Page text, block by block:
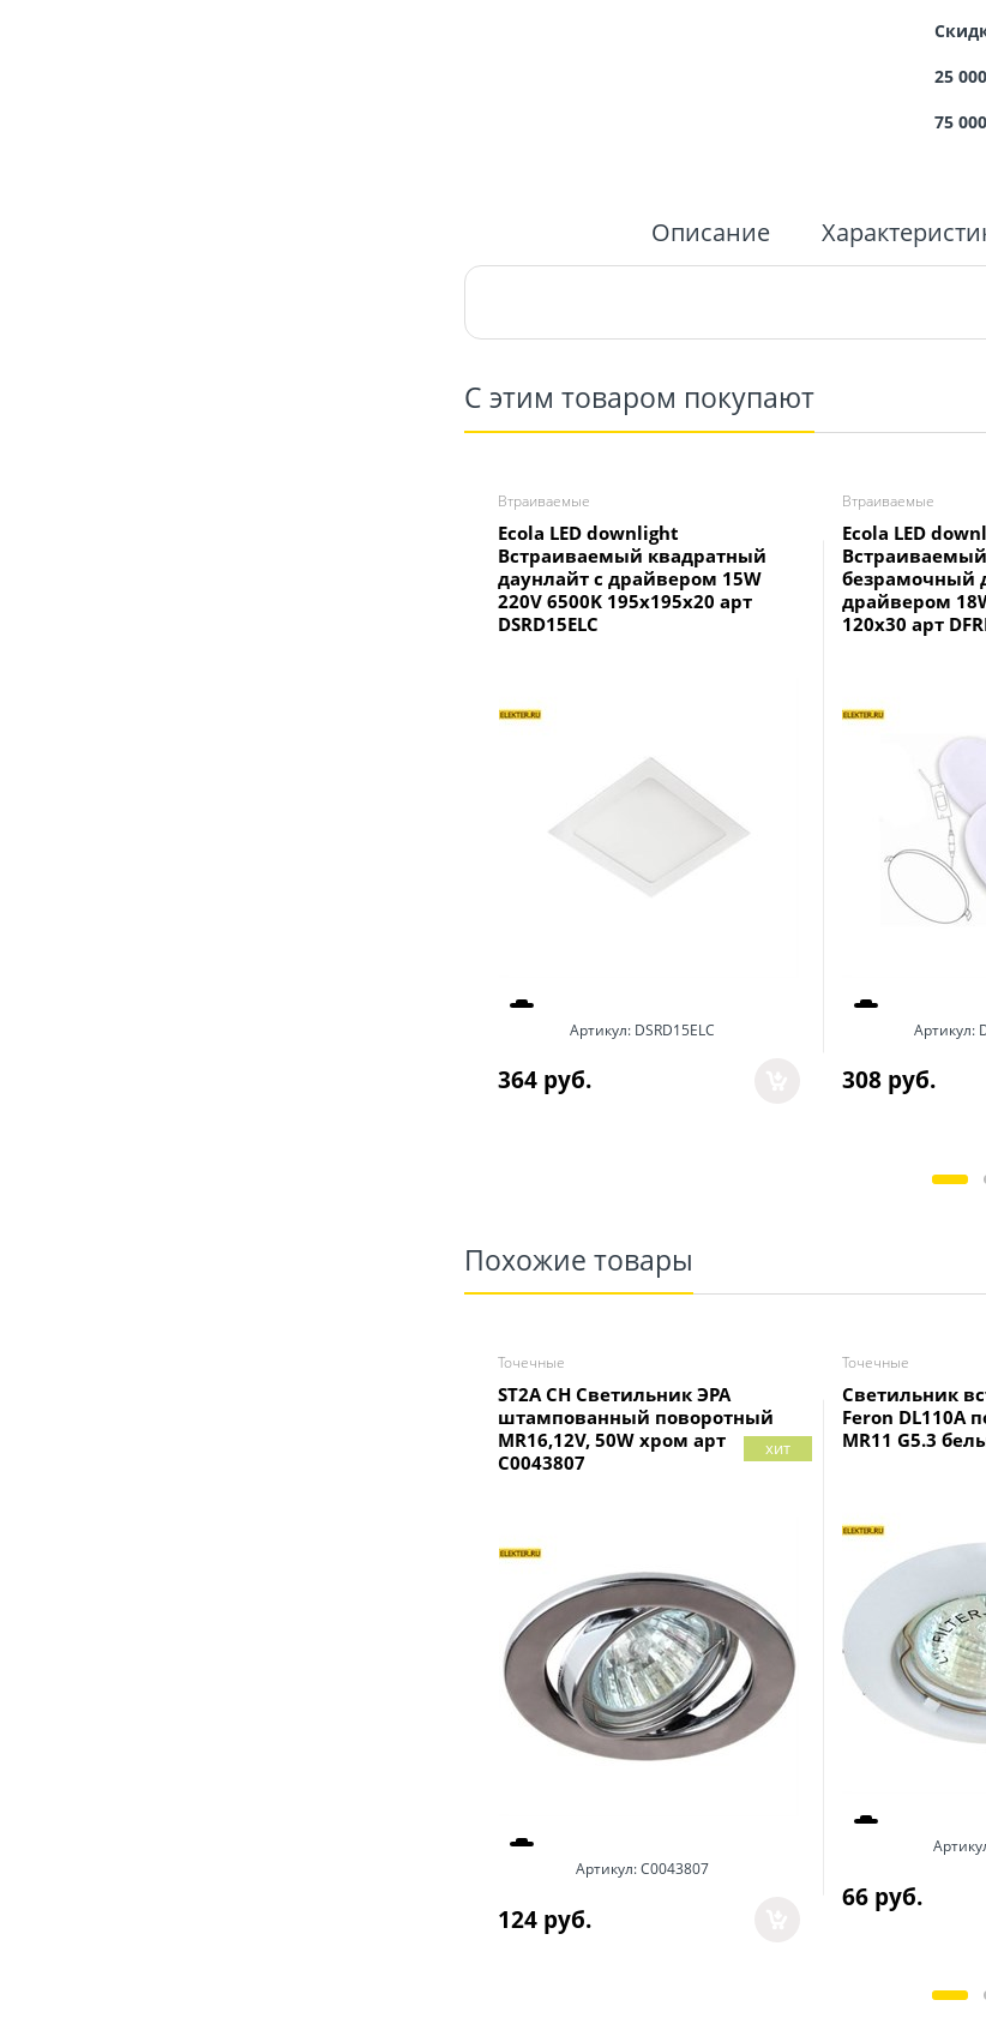
25
75
Описание
С этим товаром покупают
Втраиваемые
Ecola LED downlight
Встраиваемый квадратный
даунлайт с драйвером 15W
220V 6500K 195x195x20 арт
DSRD15ELC
Артикул: DSRD15ELC
364 руб.
Втраиваемые
Ecola LED
безрамочный
драйвером
120x30 арт
Артикул:
308 руб.
Похожие товары
Точечные
ST2A CH Светильник ЭРА
штампованный поворотный
MR16,12V, 50W хром арт
C0043807
Артикул:C0043807
хит
124 руб.
Точечные
Светильник
Feron DL110A
MR11 G5.3
66 руб.